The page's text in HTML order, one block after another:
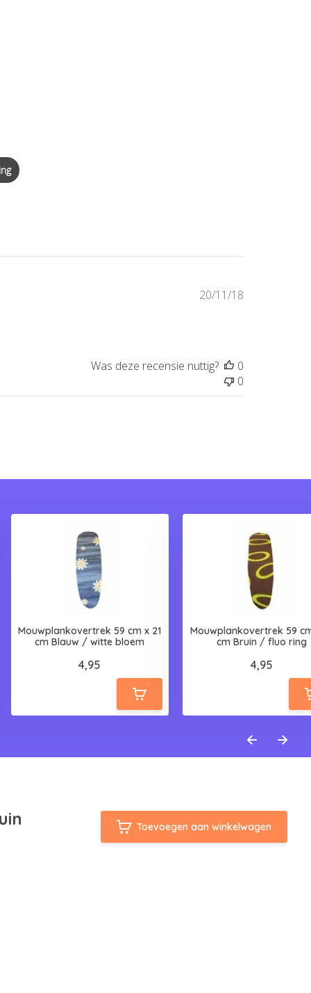
20/11/18
Was deze recensie nuttig?
0
0
Mouwplankovertrek 59 cm x 21
cm Blauw / witte bloem
4,95
Mouwplankovertrek 59
cm Bruin / fluo ring
4,95
Toevoegen aan winkelwagen